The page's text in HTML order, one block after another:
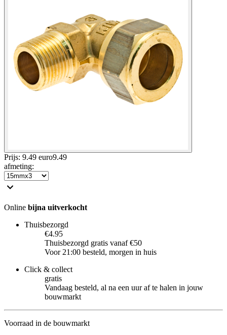
Prijs: 9.49 euro9.49
afmeting:
Online bijna uitverkocht
Thuisbezorgd
€4.95
Thuisbezorgd gratis vanaf €50
Voor 21:00 besteld, morgen in huis
Click & collect
gratis
Vandaag besteld, al na een uur af te halen in jouw
bouwmarkt
Voorraad in de bouwmarkt